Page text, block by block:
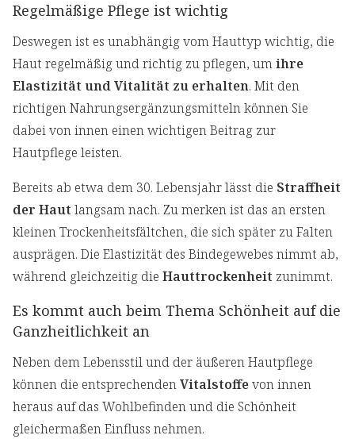
Regelmäßige Pflege ist wichtig
Deswegen ist es unabhängig vom Hauttyp wichtig, die
Haut regelmäßig und richtig zu pflegen, umihre
Elastizität und Vitalität zu erhalten. Mit den
richtigen Nahrungsergänzungsmitteln können Sie
dabei von innen einen wichtigen Beitrag zur
Hautpflege leisten.
Bereits ab etwa dem 30. Lebensjahr lässt die Straffheit
der Haut langsam nach. Zu merken ist das an ersten
kleinen Trockenheitsfältchen, die sich später zu Falten
ausprägen. Die Elastizität des Bindegewebes nimmt ab,
während gleichzeitig die Hauttrockenheit zunimmt.
Es kommt auch beim Thema Schönheit auf die
Ganzheitlichkeit an
Neben dem Lebensstil und der äußeren Hautpflege
können die entsprechendenVitalstoffevon innen
heraus auf das Wohlbefinden und die Schönheit
gleichermaßen Einfluss nehmen.